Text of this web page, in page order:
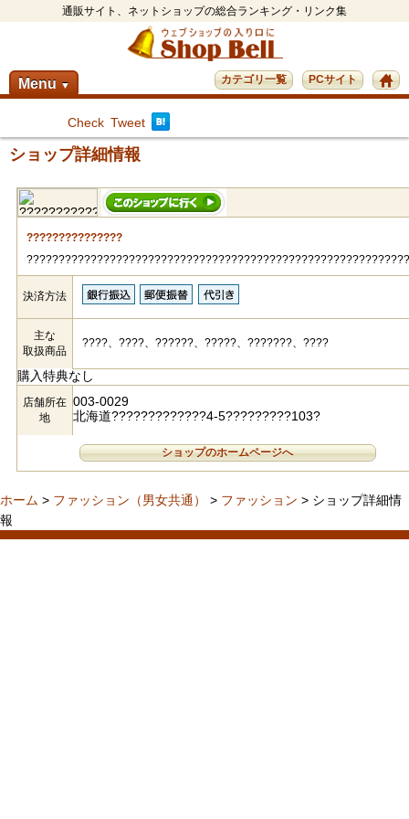
通販サイト、ネットショップの総合ランキング・リンク集
Menu ▼ PCサイト
カテゴリ一覧
Check Tweet
ショップ詳細情報
???????????????
決済方法
主な
取扱商品
????、????、??????、?????、???????、????
購入特典なし
店舗所在
地
003-0029
北海道?????????????4-5?????????103?
ショップのホームページへ
ホーム > ファッション（男女共通） > ファッション > ショップ詳細情
報